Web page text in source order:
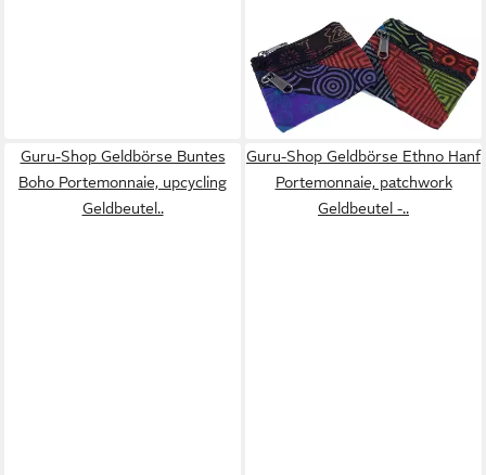
GURU-SHOP
Geldbörse Patchwork Ethno -
Geldbeutel
4,90 €
lieferbar - in 2-3 Werktagen bei dir
Guru-Shop Geldbörse Buntes
Boho Portemonnaie, upcycling
Geldbeutel..
Guru-Shop Geldbörse Ethno Hanf
Portemonnaie, patchwork
Geldbeutel -..